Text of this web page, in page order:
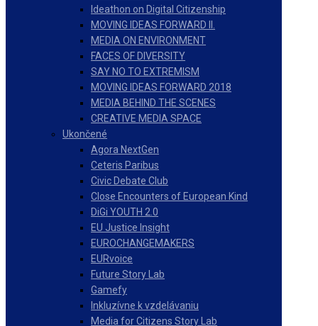
Ideathon on Digital Citizenship
MOVING IDEAS FORWARD II.
MEDIA ON ENVIRONMENT
FACES OF DIVERSITY
SAY NO TO EXTREMISM
MOVING IDEAS FORWARD 2018
MEDIA BEHIND THE SCENES
CREATIVE MEDIA SPACE
Ukončené
Agora NextGen
Ceteris Paribus
Civic Debate Club
Close Encounters of European Kind
DiGi YOUTH 2.0
EU Justice Insight
EUROCHANGEMAKERS
EURvoice
Future Story Lab
Gamefy
Inkluzívne k vzdelávaniu
Media for Citizens Story Lab